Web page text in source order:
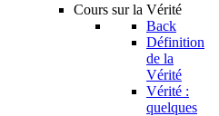
Cours sur la Vérité
Back
Définition
de la
Vérité
Vérité :
quelques